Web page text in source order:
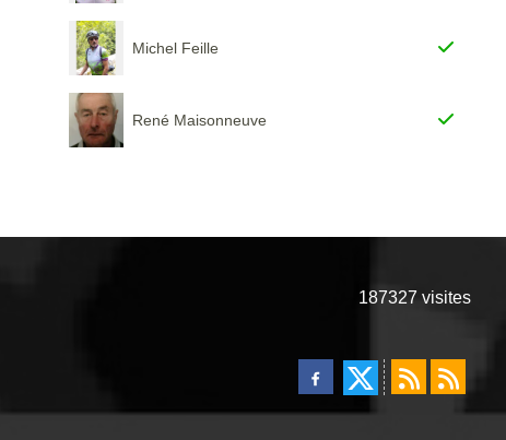
Michel Feille
René Maisonneuve
187327 visites